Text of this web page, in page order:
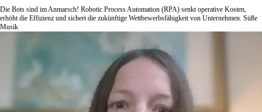
Die Bots sind im Anmarsch! Robotic Process Automation (RPA) senkt operative Kosten,
erhöht die Effizienz und sichert die zukünftige Wettbewerbsfähigkeit von Unternehmen. Süße
Musik